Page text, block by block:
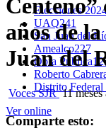
Elecciones
UAQ241
San Juan del
Amealco227
Obra Pública
Roberto
Distrito
Ver online
Centeno”
años de
Juan del
Voces SJR11 meses
Comparte esto: